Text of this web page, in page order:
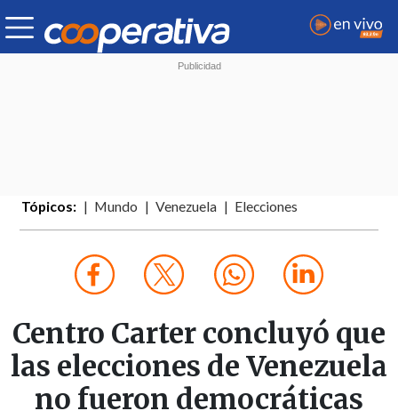
Tópicos: Mundo Venezuela Elecciones
Centro Carter concluyó que
las elecciones de Venezuela
no fueron democráticas